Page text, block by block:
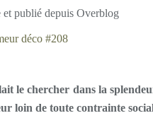
et publié depuis Overblog
le chercher dans la
loin de toute contrainte